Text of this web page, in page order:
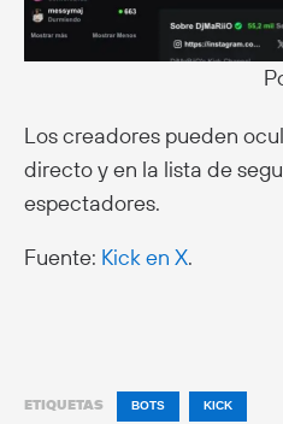
Los creadores pueden
directo y en la lista de
espectadores.
Fuente: Kick en X.
ETIQUETAS BOTS KICK